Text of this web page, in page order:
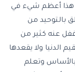
هذا أعظم شيء في
بالتوحيد من
عنه كثير من
الدنيا ولا يقعدها
وتعلم